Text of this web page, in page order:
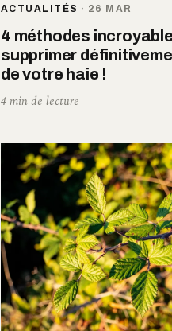
ACTUALITÉS · 26 MAR
4 méthodes
supprimer
de votre haie !
4 min de lecture